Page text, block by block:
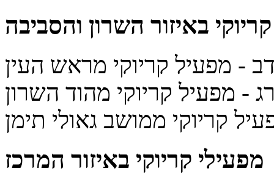
באיזור השרון והסביבה
- מפעיל קריוקי מראש העין
- מפעיל קריוקי מהוד השרון
קריוקי ממושב גאולי תימן
מפעילי קריוקי באיזור המרכז